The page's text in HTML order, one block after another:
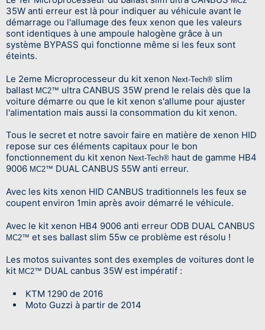
35W anti erreur est là pour indiquer au véhicule avant le
démarrage ou l'allumage des feux xenon que les valeurs
sont identiques à une ampoule halogène grâce à un
système BYPASS qui fonctionne même si les feux sont
éteints.
Le 2eme Microprocesseur du kit xenon Next-Tech® slim
ballast MC2™ ultra CANBUS 35W prend le relais dès que la
voiture démarre ou que le kit xenon s'allume pour ajuster
l'alimentation mais aussi la consommation du kit xenon.
Tous le secret et notre savoir faire en matière de xenon HID
repose sur ces éléments capitaux pour le bon
fonctionnement du kit xenon Next-Tech® haut de gamme HB4
9006 MC2™ DUAL CANBUS 55W anti erreur.
Avec les kits xenon HID CANBUS traditionnels les feux se
coupent environ 1min après avoir démarré le véhicule.
Avec le kit xenon HB4 9006 anti erreur ODB DUAL CANBUS
MC2™ et ses ballast slim 55w ce problème est résolu !
Les motos suivantes sont des exemples de voitures dont le
kit MC2™ DUAL canbus 35W est impératif :
KTM 1290 de 2016
Moto Guzzi à partir de 2014